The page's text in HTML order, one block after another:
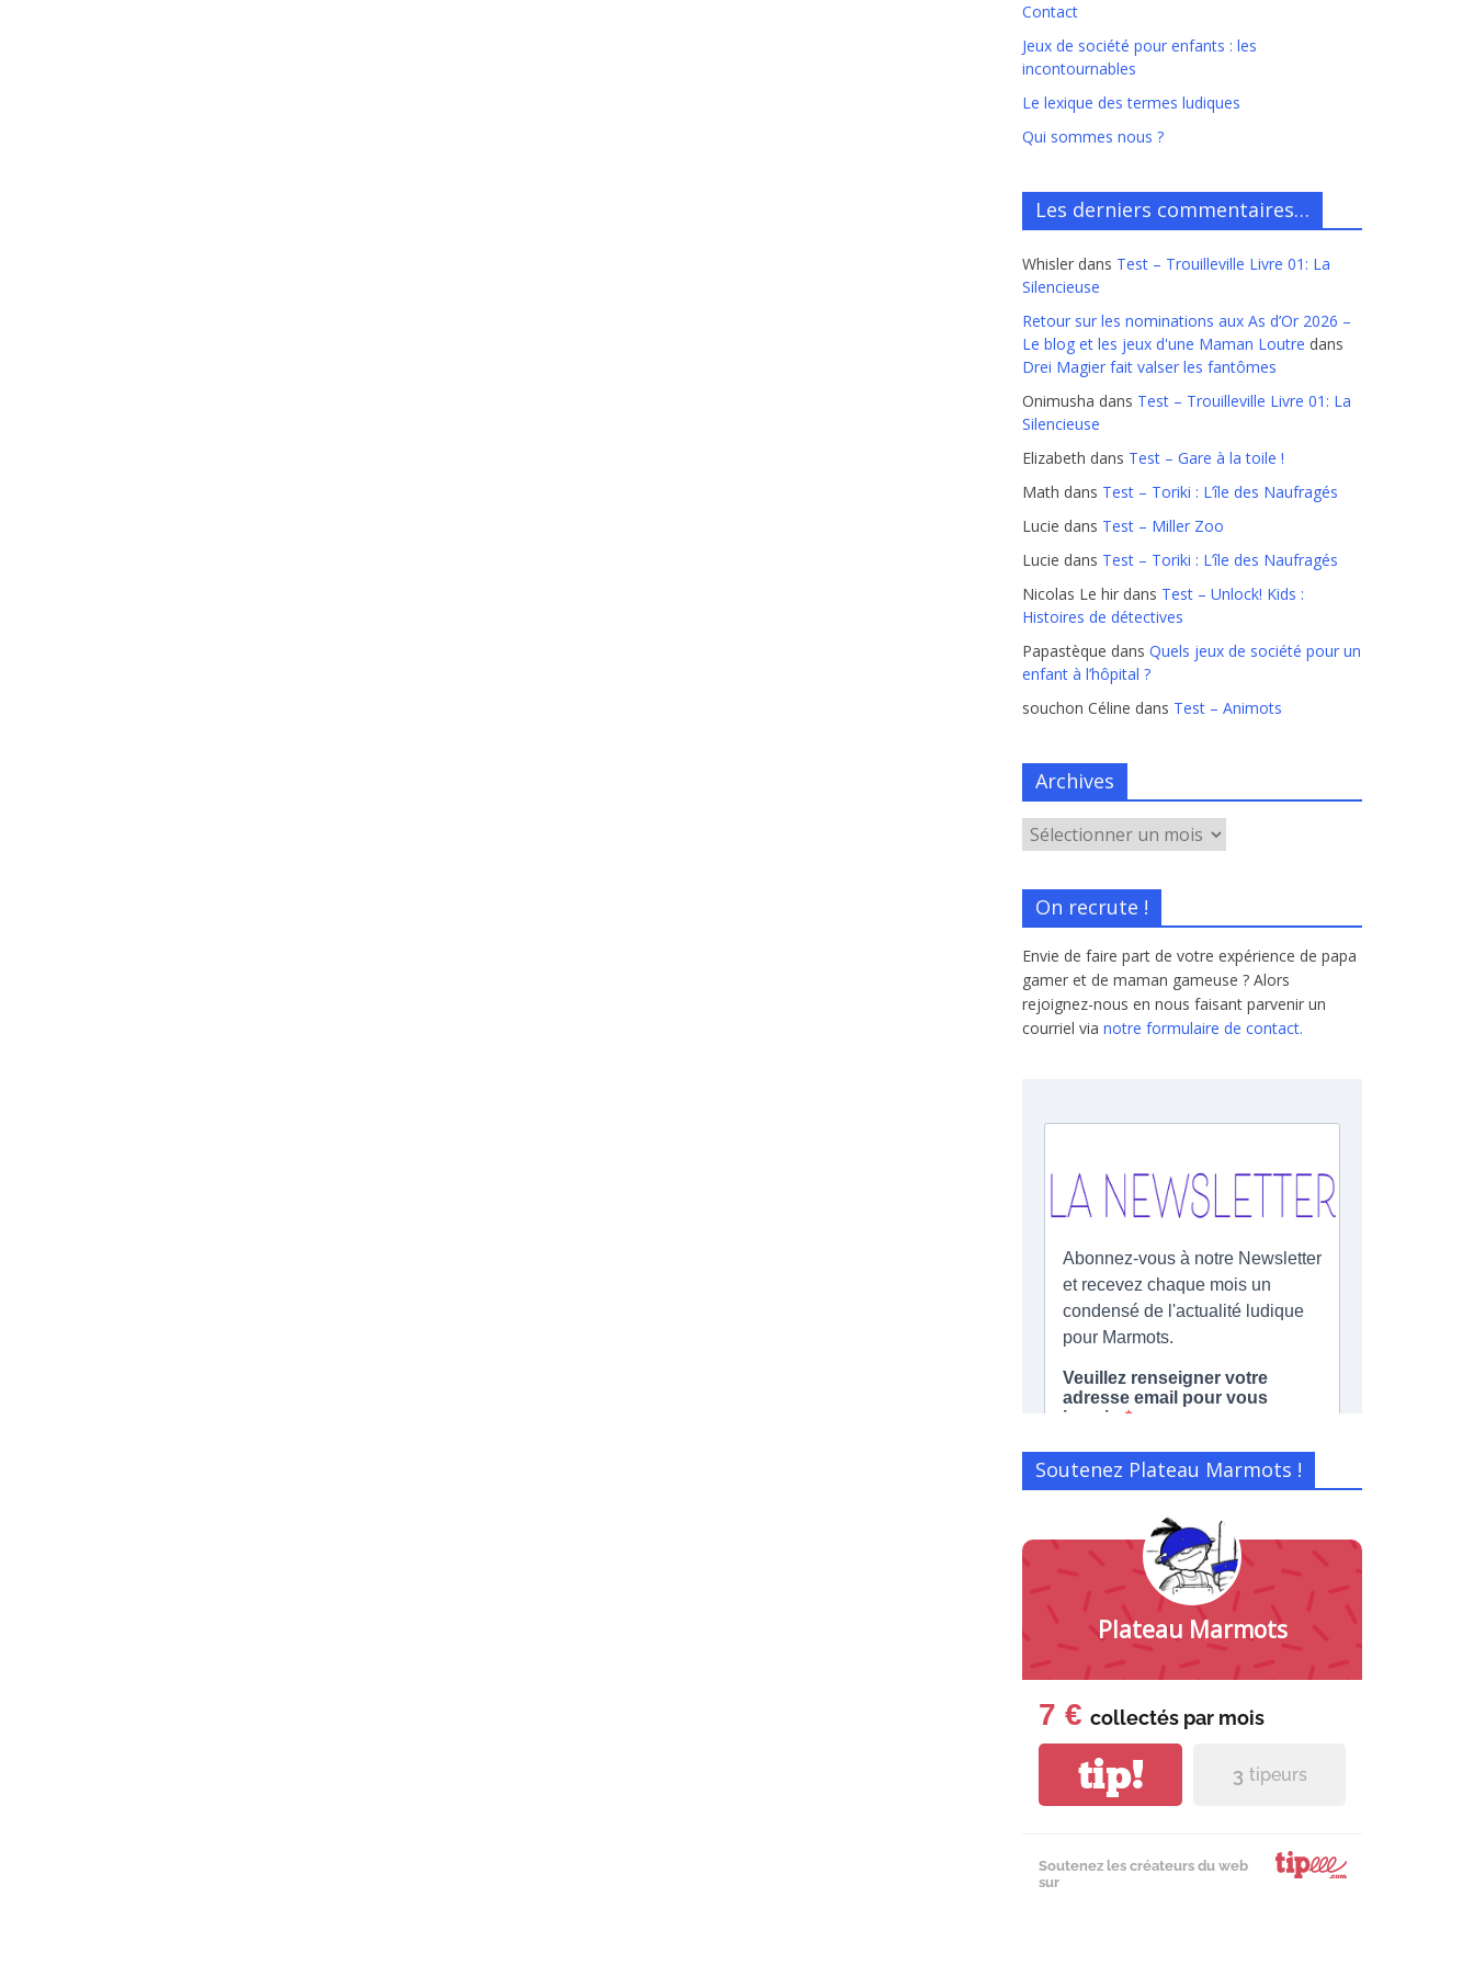
Contact
Jeux de société pour enfants : les
incontournables
Le lexique des termes ludiques
Qui sommes nous ?
Les derniers commentaires…
Whisler dans Test – Trouilleville Livre 01: La
Silencieuse
Retour sur les nominations aux As d’Or 2026 –
Le blog et les jeux d'une Maman Loutre dans
Drei Magier fait valser les fantômes
Onimusha dans Test – Trouilleville Livre 01: La
Silencieuse
Elizabeth dans Test – Gare à la toile !
Math dans Test – Toriki : L’île des Naufragés
Lucie dans Test – Miller Zoo
Lucie dans Test – Toriki : L’île des Naufragés
Nicolas Le hir dans Test – Unlock! Kids :
Histoires de détectives
Papastèque dans Quels jeux de société pour un
enfant à l’hôpital ?
souchon Céline dans Test – Animots
Archives
On recrute !
Envie de faire part de votre expérience de papa
gamer et de maman gameuse ? Alors
rejoignez-nous en nous faisant parvenir un
courriel via notre formulaire de contact.
Soutenez Plateau Marmots !
Plateau Marmots
7 € collectés par mois
tip! 3 tipeurs
Soutenez les créateurs du web
sur